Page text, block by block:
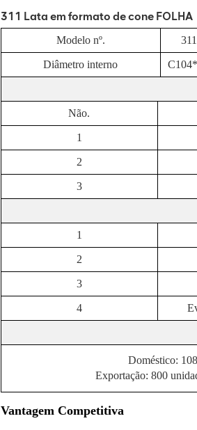
311 Lata em formato de cone FOLHA
Modelo nº. 311
Diâmetro interno
Não.
1
2
3
1
2
3
4 E
Doméstico:
Exportação: 800
Vantagem Competitiva